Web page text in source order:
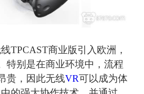
TPCAST商业版引入欧洲，
特别是在商业环境中，流程
贵，因此无线VR可以成为体